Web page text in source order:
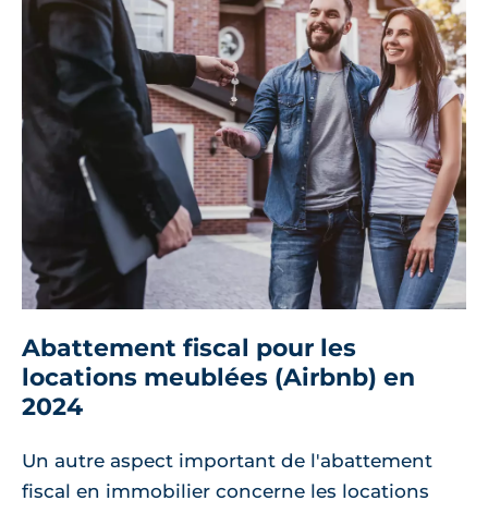
Abattement fiscal pour les
locations meublées (Airbnb) en
2024
Un autre aspect important de l'abattement
fiscal en immobilier concerne les locations